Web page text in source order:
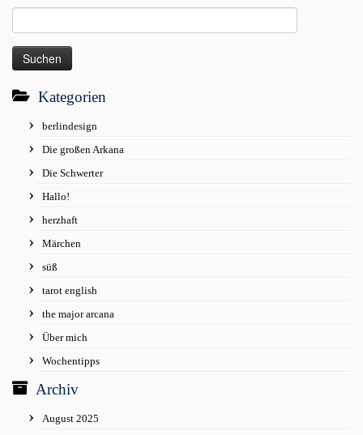
nach:
Kategorien
berlindesign
Die großen Arkana
Die Schwerter
Hallo!
herzhaft
Märchen
süß
tarot english
the major arcana
Über mich
Wochentipps
Archiv
August 2025